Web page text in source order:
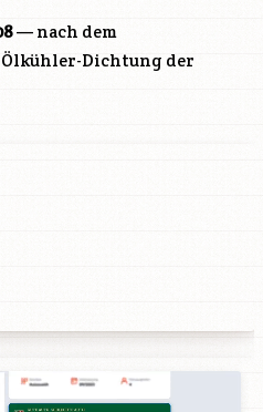
— nach dem
Dichtung der